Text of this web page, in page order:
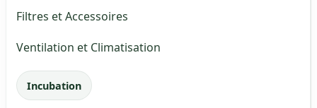
Filtres et Accessoires
Ventilation et Climatisation
Incubation